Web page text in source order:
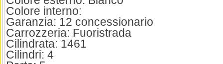
Colore interno:
Garanzia: 12 concessionario
Carrozzeria: Fuoristrada
Cilindrata: 1461
Cilindri: 4